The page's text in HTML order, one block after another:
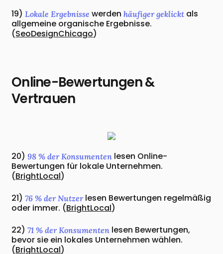
19)Lokale Ergebnisse werdenhäufiger geklickt als
allgemeine organische Ergebnisse.
(SeoDesignChicago)
Online-Bewertungen &
Vertrauen
20) 98 % der Konsumenten lesen Online-
Bewertungen für lokale Unternehmen.
(BrightLocal)
21)76 % der Nutzerlesen Bewertungen regelmäßig
oder immer. (BrightLocal)
22)71 % der Konsumenten lesen Bewertungen,
bevor sie ein lokales Unternehmen wählen.
(BrightLocal)